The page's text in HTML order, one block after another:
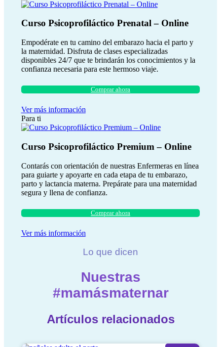
Curso Psicoprofiláctico Prenatal – Online
Empodérate en tu camino del embarazo hacia el parto y
la maternidad. Disfruta de clases especializadas
disponibles 24/7 que te brindarán los conocimientos y la
confianza necesaria para este hermoso viaje.
Comprar ahora
Ver más información
Para ti
Curso Psicoprofiláctico Premium – Online
Contarás con orientación de nuestras Enfermeras en línea
para guiarte y apoyarte en cada etapa de tu embarazo,
parto y lactancia materna. Prepárate para una maternidad
segura y llena de confianza.
Comprar ahora
Ver más información
Lo que dicen
Nuestras
#mamásmaternar
Artículos relacionados